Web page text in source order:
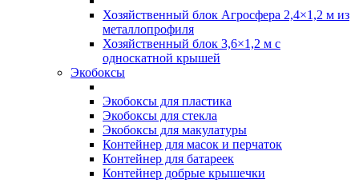
Хозяйственный блок Агросфера 2,4×1,2 м из
металлопрофиля
Хозяйственный блок 3,6×1,2 м с
односкатной крышей
Экобоксы
Экобоксы для пластика
Экобоксы для стекла
Экобоксы для макулатуры
Контейнер для масок и перчаток
Контейнер для батареек
Контейнер добрые крышечки